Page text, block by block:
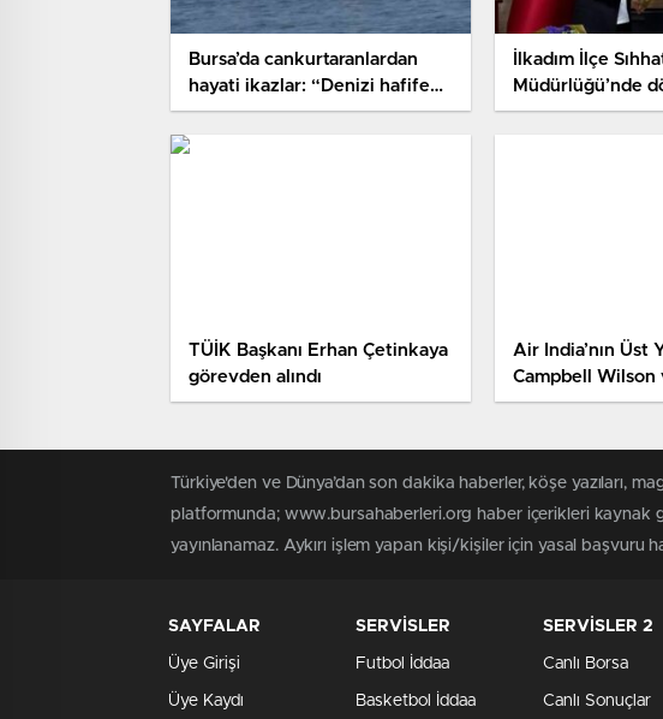
Bursa’da cankurtaranlardan
hayati ikazlar: “Denizi hafife
almayın”
İlkadım İlçe
Müdürlüğü’nde
TÜİK Başkanı Erhan Çetinkaya
görevden alındı
Air India’nın Üst
Campbell Wilson
ayrıldı
Türkiye'den ve Dünya’dan son dakika haberler, köşe yazıları,
platformunda; www.bursahaberleri.org haber içerikleri kaynak
yayınlanamaz. Aykırı işlem yapan kişi/kişiler için yasal
SAYFALAR
Üye Girişi
Üye Kaydı
SERVİSLER
Futbol İddaa
Basketbol İddaa
SERVİSLER 2
Canlı Borsa
Canlı Sonuçlar